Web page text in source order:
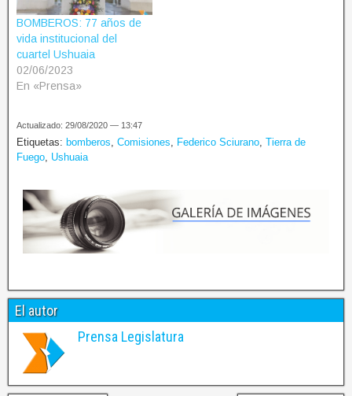
BOMBEROS: 77 años de
vida institucional del
cuartel Ushuaia
02/06/2023
En «Prensa»
Actualizado: 29/08/2020 — 13:47
Etiquetas: bomberos, Comisiones, Federico Sciurano, Tierra de
Fuego, Ushuaia
El autor
Prensa Legislatura